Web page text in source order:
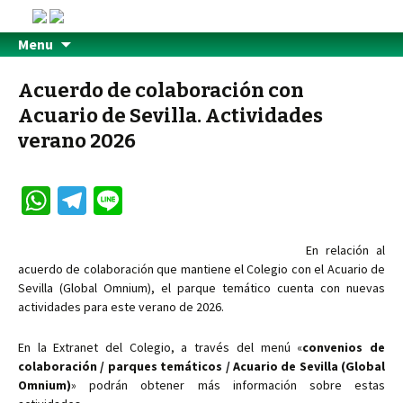
Menu
Acuerdo de colaboración con
Acuario de Sevilla. Actividades
verano 2026
W
at
sA
p
p
Te
gr
a
m
e
En relación al
acuerdo de colaboración que mantiene el Colegio con el Acuario de
Sevilla (Global Omnium), el parque temático cuenta con nuevas
actividades para este verano de 2026.
En la Extranet del Colegio, a través del menú «convenios de
colaboración / parques temáticos / Acuario de Sevilla (Global
Omnium)» podrán obtener más información sobre estas